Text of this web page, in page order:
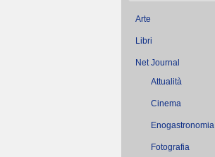
Arte
Libri
Net Journal
Attualità
Cinema
Enogastronomia
Fotografia